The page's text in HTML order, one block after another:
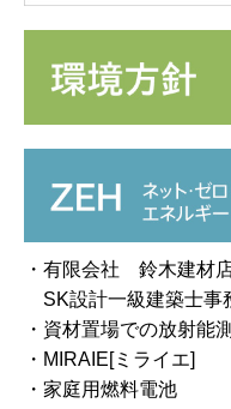
・有限会社 鈴木建材
SK設計一級建築士事
・資材置場での放射能
・MIRAIE[ミライエ]
・家庭用燃料電池